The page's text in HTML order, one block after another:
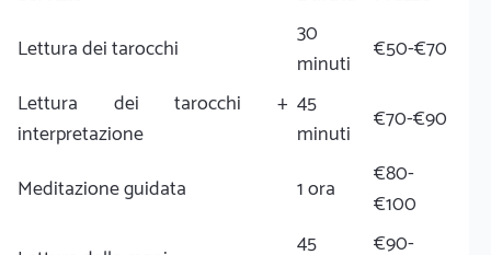
Lettura dei tarocchi
30
minuti
€50-€70
Lettura dei tarocchi +
interpretazione
45
minuti
€70-€90
Meditazione guidata 1 ora
€80-
€100
45
€90-